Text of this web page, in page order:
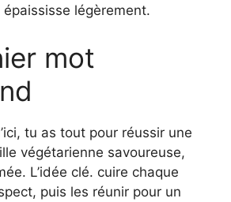
légèrement.
mot
tu as tout pour réussir une
végétarienne savoureuse,
L’idée clé. cuire chaque
puis les réunir pour un